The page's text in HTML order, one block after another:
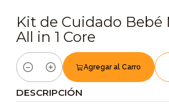
Kit de Cuidado Bebé
All in 1 Core
Cantidad
Agregar al Carro
DESCRIPCIÓN